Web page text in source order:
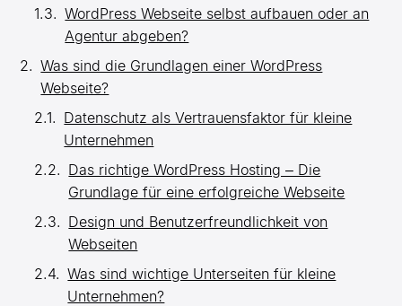
WordPress Webseite selbst aufbauen oder an
Agentur abgeben?
Was sind die Grundlagen einer WordPress
Webseite?
Datenschutz als Vertrauensfaktor für kleine
Unternehmen
Das richtige WordPress Hosting – Die
Grundlage für eine erfolgreiche Webseite
Design und Benutzerfreundlichkeit von
Webseiten
Was sind wichtige Unterseiten für kleine
Unternehmen?